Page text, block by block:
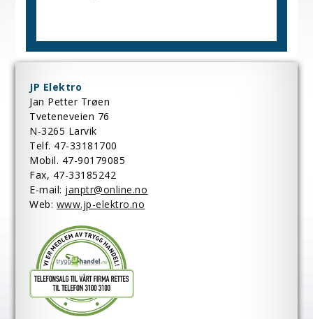
JP Elektro
Jan Petter Trøen
Tveteneveien 76
N-3265 Larvik
Telf. 47-33181700
Mobil. 47-90179085
Fax, 47-33185242
E-mail: janptr@online.no
Web: www.jp-elektro.no